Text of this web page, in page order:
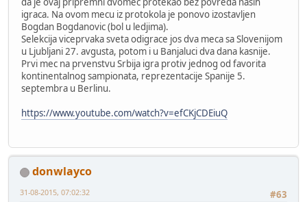
igraca. Na ovom mecu iz protokola je ponovo izostavljen
Bogdan Bogdanovic (bol u ledjima).
Selekcija viceprvaka sveta odigrace jos dva meca sa Slovenijom
u Ljubljani 27. avgusta, potom i u Banjaluci dva dana kasnije.
Prvi mec na prvenstvu Srbija igra protiv jednog od favorita
kontinentalnog sampionata, reprezentacije Spanije 5.
septembra u Berlinu.
https://www.youtube.com/watch?v=efCKjCDEiuQ
donwlayco
#63
31-08-2015, 07:02:32